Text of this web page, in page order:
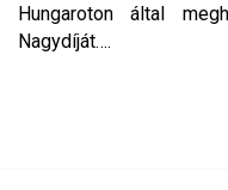
Hungaroton által
Nagydíját….